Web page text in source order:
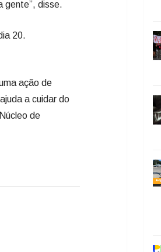
gente”, disse.
20.
ação de
a cuidar do
de